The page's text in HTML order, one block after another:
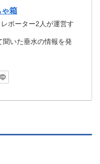
箱
ポーター2人が運営す
いた垂水の情報を発